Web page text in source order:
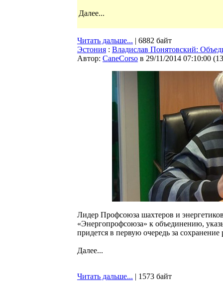
Далее...
Читать дальше... | 6882 байт
Эстония : Владислав Понятовский:
Автор: CaneCorso в 29/11/2014 07:10:00 (
Лидер Профсоюза шахтеров и
«Энергопрофсоюза» к объединению,
придется в первую очередь за сохранение
Далее...
Читать дальше... | 1573 байт